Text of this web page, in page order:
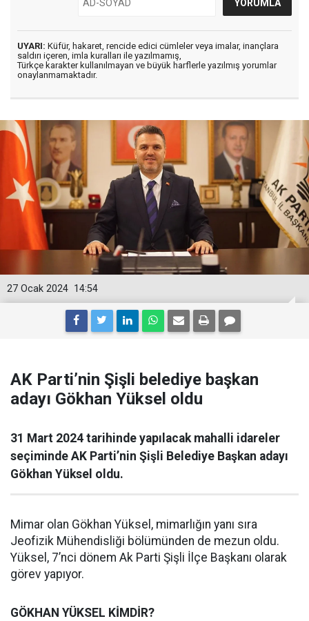
UYARI: Küfür, hakaret, rencide edici cümleler veya imalar, inançlara
saldırı içeren, imla kuralları ile yazılmamış,
Türkçe karakter kullanılmayan ve büyük harflerle yazılmış yorumlar
onaylanmamaktadır.
14:54
27 Ocak 2024
AK Parti’nin Şişli belediye başkan
adayı Gökhan Yüksel oldu
31 Mart 2024 tarihinde yapılacak mahalli idareler
seçiminde AK Parti’nin Şişli Belediye Başkan adayı
Gökhan Yüksel oldu.
Mimar olan Gökhan Yüksel, mimarlığın yanı sıra
Jeofizik Mühendisliği bölümünden de mezun oldu.
Yüksel, 7’nci dönem Ak Parti Şişli İlçe Başkanı olarak
görev yapıyor.
GÖKHAN YÜKSEL KİMDİR?